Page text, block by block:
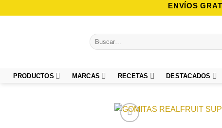
al
ENVÍOS
Buscar
por:
PRODUCTOS MARCAS RECETAS DESTACADOS